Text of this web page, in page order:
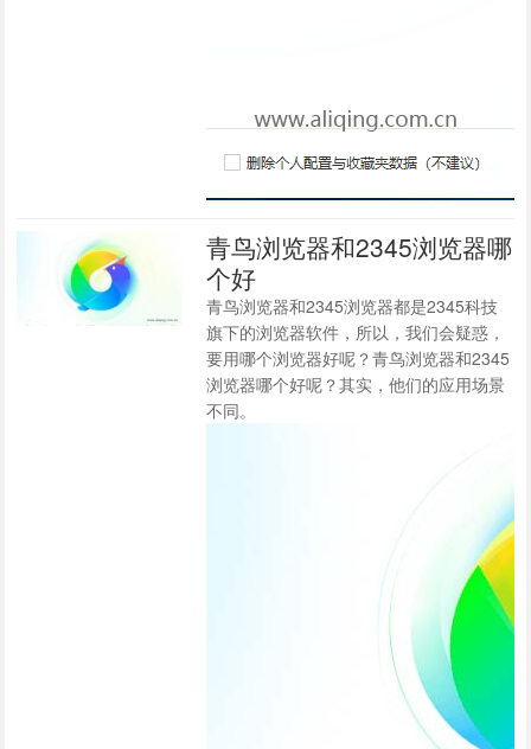
青鸟浏览器和2345浏览器哪
个好
青鸟浏览器和2345浏览器都是2345科技
旗下的浏览器软件，所以，我们会疑惑，
要用哪个浏览器好呢？青鸟浏览器和2345
浏览器哪个好呢？其实，他们的应用场景
不同。